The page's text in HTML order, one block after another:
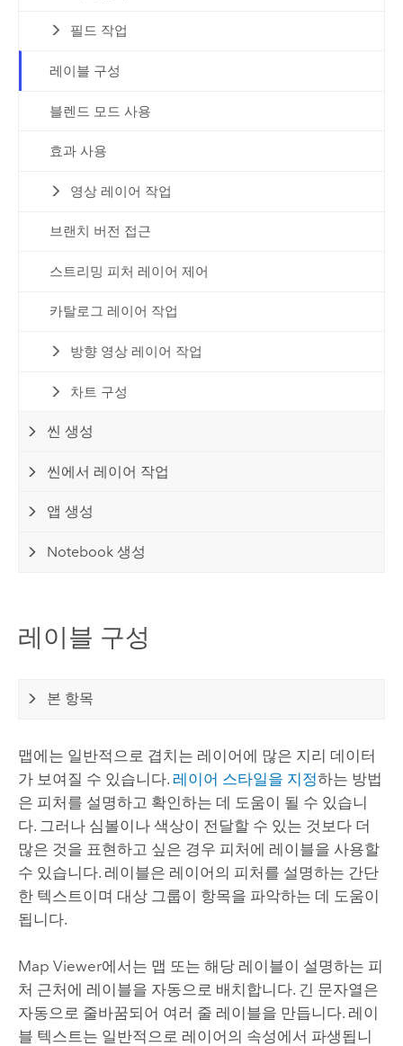
필드 작업
레이블 구성
블렌드 모드 사용
효과 사용
영상 레이어 작업
브랜치 버전 접근
스트리밍 피처 레이어 제어
카탈로그 레이어 작업
방향 영상 레이어 작업
차트 구성
씬 생성
씬에서 레이어 작업
앱 생성
Notebook 생성
레이블 구성
본 항목
맵에는 일반적으로 겹치는 레이어에 많은 지리 데이터
가 보여질 수 있습니다. 레이어 스타일을 지정하는 방법
은 피처를 설명하고 확인하는 데 도움이 될 수 있습니
다. 그러나 심볼이나 색상이 전달할 수 있는 것보다 더
많은 것을 표현하고 싶은 경우 피처에 레이블을 사용할
수 있습니다. 레이블은 레이어의 피처를 설명하는 간단
한 텍스트이며 대상 그룹이 항목을 파악하는 데 도움이
됩니다.
Map Viewer에서는 맵 또는 해당 레이블이 설명하는 피
처 근처에 레이블을 자동으로 배치합니다. 긴 문자열은
자동으로 줄바꿈되어 여러 줄 레이블을 만듭니다. 레이
블 텍스트는 일반적으로 레이어의 속성에서 파생됩니